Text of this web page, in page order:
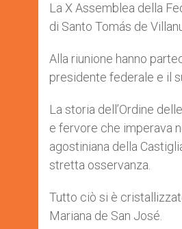
La X Assemblea della
di Santo Tomás de
Alla riunione hanno
presidente federale e il
La storia dell’Ordine
e fervore che imperava
agostiniana della
stretta osservanza.
Tutto ciò si è
Mariana de San José.